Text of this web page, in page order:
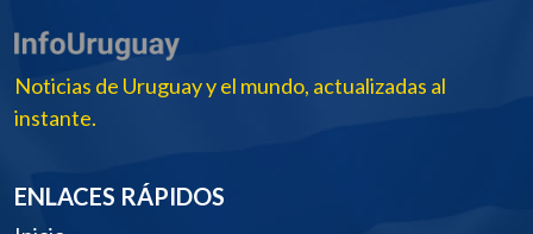
Noticias de Uruguay y el mundo, actualizadas al
instante.
ENLACES RÁPIDOS